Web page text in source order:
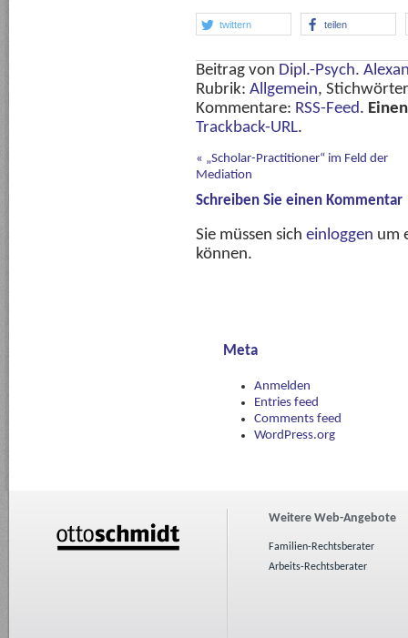
twittern teilen
Beitrag von Dipl.-Psych.
Rubrik: Allgemein,
Kommentare: RSS-Feed.
Trackback-URL.
« „Scholar-Practitioner“ im Feld der
Mediation
Schreiben Sie einen Kommentar
Sie müssen sich einloggen um
können.
Meta
Anmelden
Entries feed
Comments feed
WordPress.org
Weitere Web-Angebote
Familien-Rechtsberater
Arbeits-Rechtsberater